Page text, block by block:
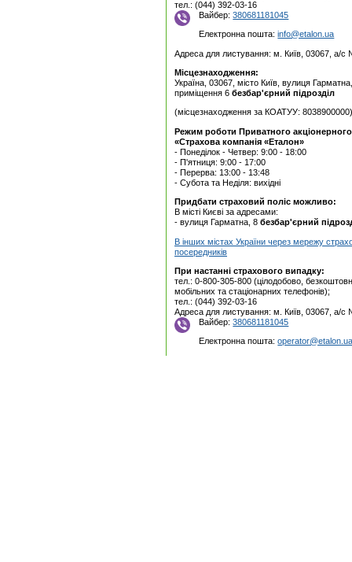
тел.: (044) 392-03-16
Вайбер:380681181045
Електронна пошта:info@etalon.ua
Адреса для листування: м. Київ, 03067, а/с
Місцезнаходження:
Україна, 03067, місто Київ, вулиця
приміщення 6 безбар'єрний підрозділ
(місцезнаходження за КОАТУУ: 8038900000)
Режим роботи Приватного
«Страхова компанія «Еталон»
- Понеділок - Четвер: 9:00 - 18:00
- П'ятниця: 9:00 - 17:00
- Перерва: 13:00 - 13:48
- Субота та Неділя: вихідні
Придбати страховий поліс можливо:
В місті Києві за адресами:
- вулиця Гарматна, 8 безбар'єрний
В інших містах України через мережу
посередників
При настанні страхового випадку:
тел.: 0-800-305-800 (цілодобово,
мобільних та стаціонарних телефонів);
тел.: (044) 392-03-16
Адреса для листування: м. Київ, 03067, а/с
Вайбер:380681181045
Електронна пошта: